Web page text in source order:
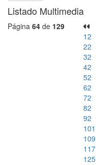
Listado Multimedia
Página 64 de 129
12
22
32
42
52
62
72
82
92
101
109
117
125